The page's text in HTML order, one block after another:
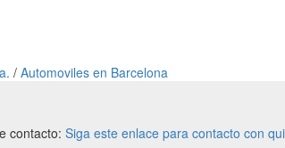
/ Automoviles en Barcelona
contacto: Siga este enlace para contacto con